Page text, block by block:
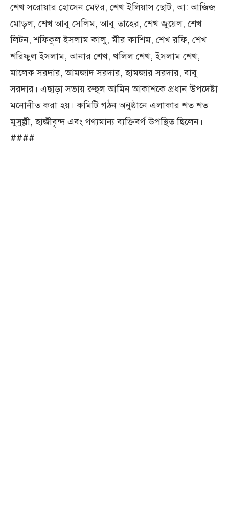
শেখ সরোয়ার হোসেন মেম্বর, শেখ ইলিয়াস ছোট, আ: আজিজ
মোড়ল, শেখ আবু সেলিম, আবু তাহের, শেখ জুয়েল, শেখ
লিটন, শফিকুল ইসলাম কালু, মীর কাশিম, শেখ রফি, শেখ
শরিফুল ইসলাম, আনার শেখ, খলিল শেখ, ইসলাম শেখ,
মালেক সরদার, আমজাদ সরদার, হামজার সরদার, বাবু
সরদার। এছাড়া সভায় রুহুল আমিন আকাশকে প্রধান উপদেষ্টা
মনোনীত করা হয়। কমিটি গঠন অনুষ্ঠানে এলাকার শত শত
মুসুল্লী, হাজীবৃন্দ এবং গণ্যমান্য ব্যক্তিবর্গ উপস্থিত ছিলেন।
####